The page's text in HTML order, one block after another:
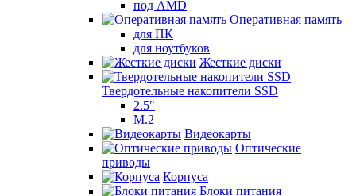
под AMD
Оперативная память
для ПК
для ноутбуков
Жесткие диски
Твердотельные накопители SSD
2.5"
M.2
Видеокарты
Оптические
приводы
Корпуса
Блоки питания